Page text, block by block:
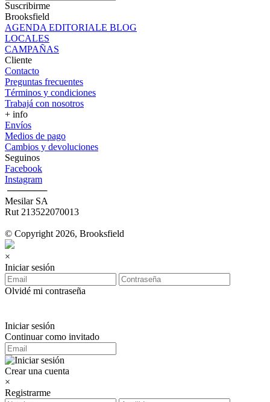
Suscribirme
Brooksfield
AGENDA EDITORIALE BLOG
LOCALES
CAMPAÑAS
Cliente
Contacto
Preguntas frecuentes
Términos y condiciones
Trabajá con nosotros
+ info
Envíos
Medios de pago
Cambios y devoluciones
Seguinos
Facebook
Instagram
‎ ──────
Mesilar SA
Rut 213522070013
© Copyright 2026, Brooksfield
×
Iniciar sesión
Olvidé mi contraseña
Iniciar sesión
Continuar como invitado
Crear una cuenta
×
Registrarme